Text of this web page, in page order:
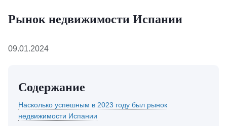
Рынок недвижимости Испании
09.01.2024
Содержание
Насколько успешным в 2023 году был рынок
недвижимости Испании